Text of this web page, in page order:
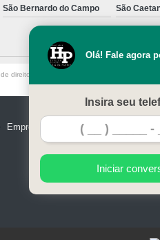
São Bernardo do Campo São
direito autoral – artigo 184 do Código Penal –
Empresa Serviços Contato
Olá! Fale agora
Insira seu
Iniciar